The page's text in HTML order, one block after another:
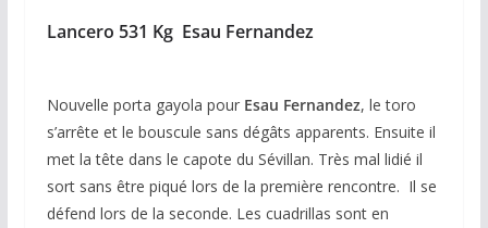
Lancero 531 Kg Esau Fernandez
Nouvelle porta gayola pour Esau Fernandez, le toro
s’arrête et le bouscule sans dégâts apparents. Ensuite il
met la tête dans le capote du Sévillan. Très mal lidié il
sort sans être piqué lors de la première rencontre. Il se
défend lors de la seconde. Les cuadrillas sont en